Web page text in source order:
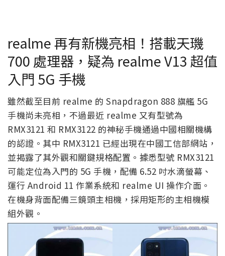
realme 再有新機亮相！搭載天璣
700 處理器，疑為 realme V13 超值
入門 5G 手機
雖然截至目前 realme 的 Snapdragon 888 旗艦 5G
手機尚未亮相，不過最近 realme 又有型號為
RMX3121 和 RMX3122 的神秘手機通過中國相關機構
的認證。其中 RMX3121 已經出現在中國工信部網站，
並揭露了其外觀和關鍵規格配置。據悉型號 RMX3121
可能定位為入門的 5G 手機，配備 6.52 吋水滴螢幕、
運行 Android 11 作業系統和 realme UI 操作介面。
在機身背面配備三鏡頭主相機，採用矩形的主相機模
組外觀。